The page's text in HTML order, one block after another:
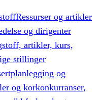
Ressurser og artikler
og dirigenter
artikler, kurs,
stillinger
og
og korkonkurranser,